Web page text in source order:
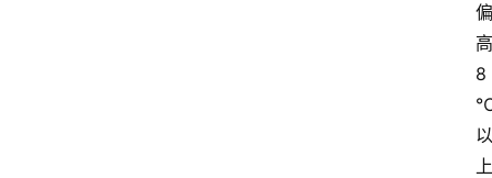
偏
高
8
以
上